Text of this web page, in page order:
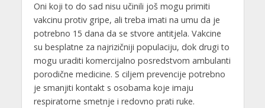
Oni koji to do sad nisu učinili još mogu primiti
vakcinu protiv gripe, ali treba imati na umu da je
potrebno 15 dana da se stvore antitjela. Vakcine
su besplatne za najrizičniji populaciju, dok drugi to
mogu uraditi komercijalno posredstvom ambulanti
porodične medicine. S ciljem prevencije potrebno
je smanjiti kontakt s osobama koje imaju
respiratorne smetnje i redovno prati ruke.